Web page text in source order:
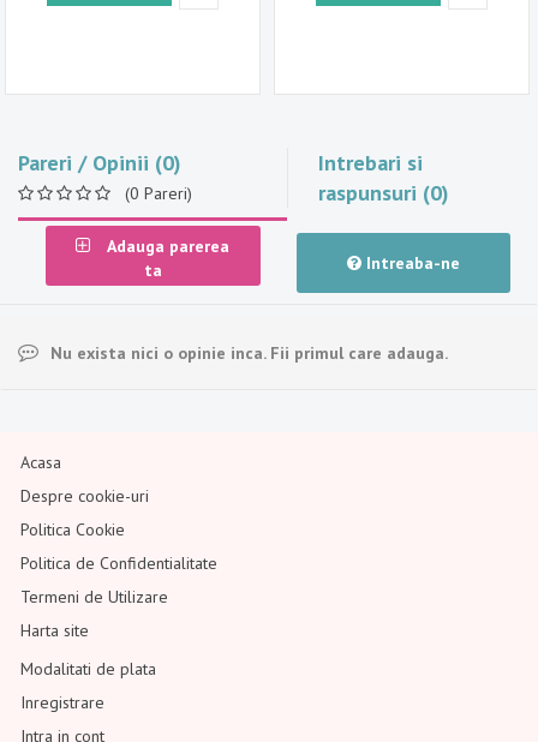
Pareri / Opinii (0)
(0 Pareri)
Intrebari si
raspunsuri (0)
Adauga parerea
ta
Intreaba-ne
Nu exista nici o opinie inca. Fii primul care adauga.
Acasa
Despre cookie-uri
Politica Cookie
Politica de Confidentialitate
Termeni de Utilizare
Harta site
Modalitati de plata
Inregistrare
Intra in cont